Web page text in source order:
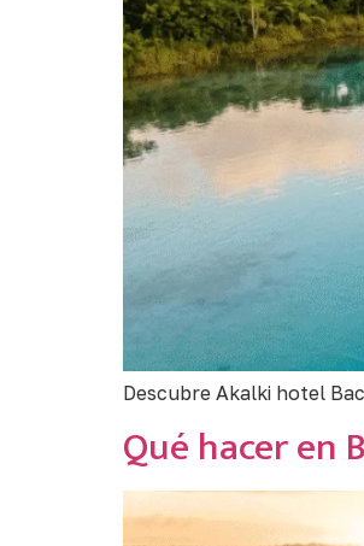
Descubre Akalki hotel
Qué hacer en